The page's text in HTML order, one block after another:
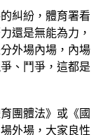
糾紛，體育署看
還是無能為力，
外場內場，內場
、鬥爭，這都是
團體法》或《國
外場，大家良性